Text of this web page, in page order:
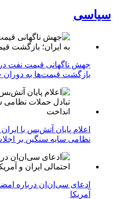
سیاسی
جهش ناگهانی قیمت نفت در
بازگشت قیمت‌ها به دوران
اعلام پایان آتش‌بس با
نظامی سایه سنگین بر
ادعای سی‌ان‌ان درباره
آمریکا